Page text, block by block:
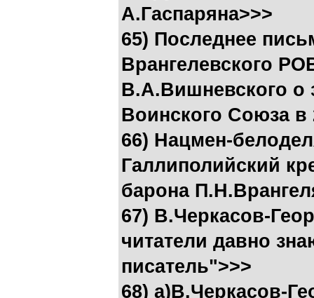
А.Гаспаряна>>>
65) Последнее
Врангелевского
В.А.Вишневского о
Воинского Союза в
66) Нацмен-
Галлиполийский
барона
67) В.Черкасов-
читатели давно
писатель">>>
68) а)В.Черкасов-